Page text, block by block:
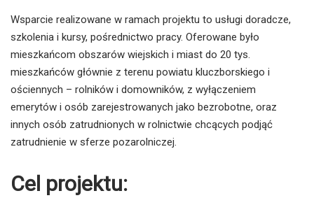
Wsparcie realizowane w ramach projektu to usługi doradcze,
szkolenia i kursy, pośrednictwo pracy. Oferowane było
mieszkańcom obszarów wiejskich i miast do 20 tys.
mieszkańców głównie z terenu powiatu kluczborskiego i
ościennych – rolników i domowników, z wyłączeniem
emerytów i osób zarejestrowanych jako bezrobotne, oraz
innych osób zatrudnionych w rolnictwie chcących podjąć
zatrudnienie w sferze pozarolniczej.
Cel projektu: